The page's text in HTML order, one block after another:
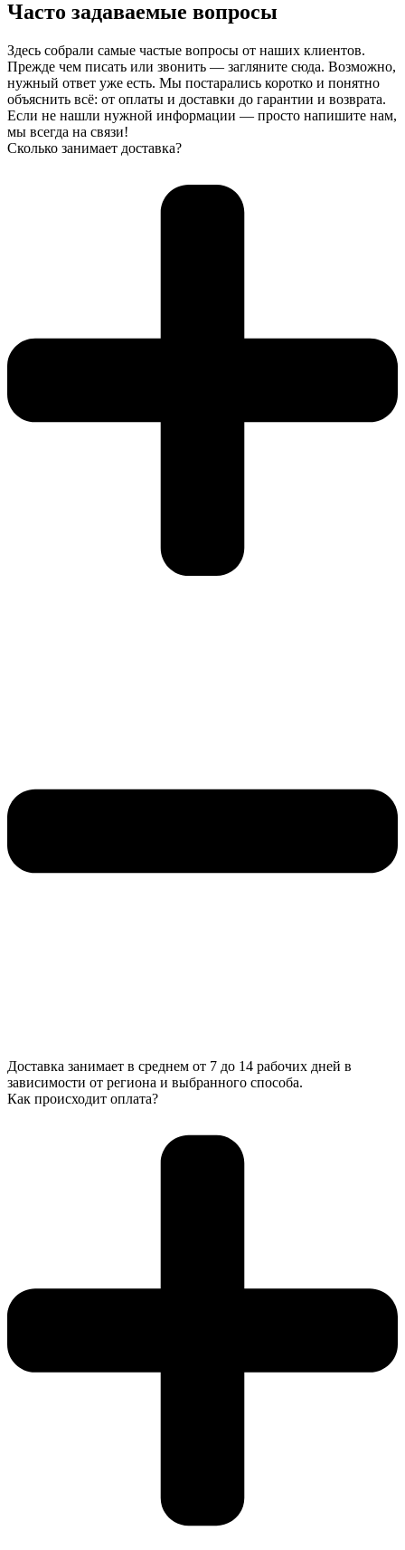
Опции
на
странице
товара.
Часто задаваемые вопросы
Здесь собрали самые частые вопросы от наших клиентов.
Прежде чем писать или звонить — загляните сюда. Возможно,
нужный ответ уже есть. Мы постарались коротко и понятно
объяснить всё: от оплаты и доставки до гарантии и возврата.
Если не нашли нужной информации — просто напишите нам,
мы всегда на связи!
Сколько занимает доставка?
Доставка занимает в среднем от 7 до 14 рабочих дней в
зависимости от региона и выбранного способа.
Как происходит оплата?